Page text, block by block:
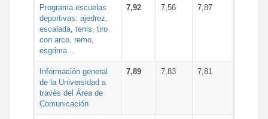
Programa escuelas
deportivas: ajedrez,
escalada, tenis, tiro
con arco, remo,
esgrima...
7,92 7,56 7,87
Información general
de la Universidad a
través del Área de
Comunicación
7,89 7,83 7,81